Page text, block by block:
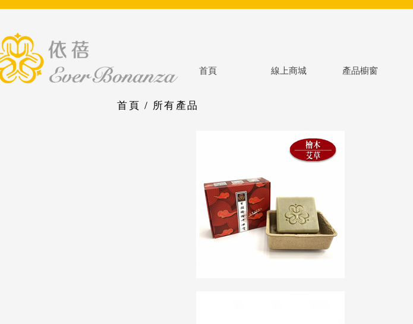
首頁 線上商城 產品櫥窗
首頁 / 所有產品